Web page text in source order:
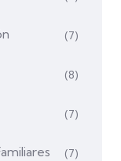
(7)
(8)
(7)
(7)